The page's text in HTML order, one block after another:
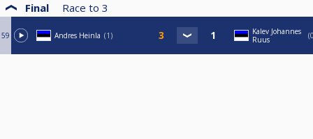
Final Race to 3
59 Andres Heinla 1
Kalev Johannes
Ruus